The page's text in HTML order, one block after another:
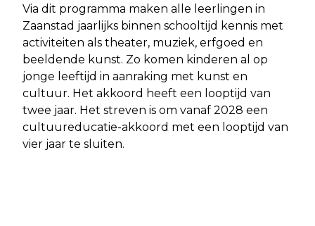
Via dit programma maken alle leerlingen in
Zaanstad jaarlijks binnen schooltijd kennis met
activiteiten als theater, muziek, erfgoed en
beeldende kunst. Zo komen kinderen al op
jonge leeftijd in aanraking met kunst en
cultuur. Het akkoord heeft een looptijd van
twee jaar. Het streven is om vanaf 2028 een
cultuureducatie-akkoord met een looptijd van
vier jaar te sluiten.